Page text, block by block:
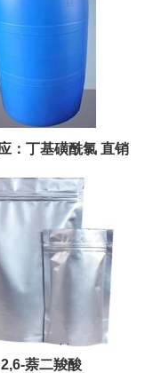
现货供应：丁基磺酰氯 直销
2,6-萘二羧酸